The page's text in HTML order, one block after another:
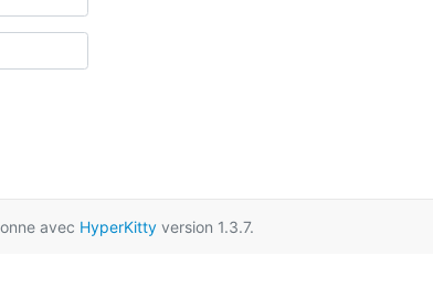
avec HyperKittyversion 1.3.7.